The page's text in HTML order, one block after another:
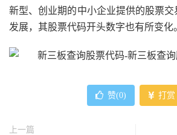
新型、创业期的中小企业提供的股票
发展，其股票代码开头数字也有所变化
赞(0) 打赏
上一篇